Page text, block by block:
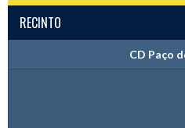
RECINTO
CD Paço